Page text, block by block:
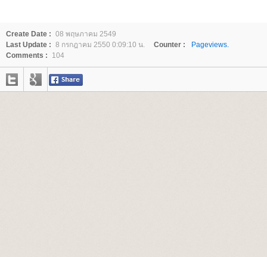
Create Date : 08 พฤษภาคม 2549
Last Update : 8 กรกฎาคม 2550 0:09:10 น. Counter :
Pageviews.
Comments :
104